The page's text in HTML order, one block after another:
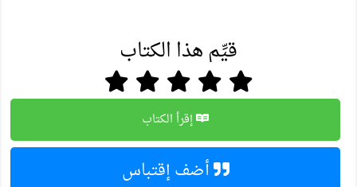
قيِّم هذا الكتاب
إقرأ الكتاب
أضف إقتباس